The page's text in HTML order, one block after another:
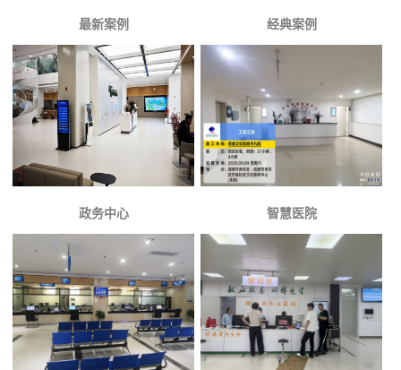
最新案例 经典案例
政务中心 智慧医院